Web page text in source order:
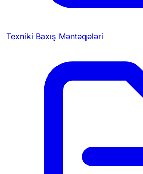
Texniki Baxış Məntəqələri